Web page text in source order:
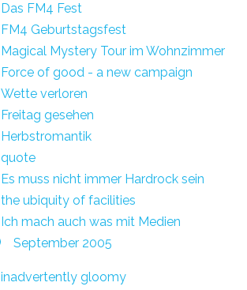
Das FM4 Fest
FM4 Geburtstagsfest
Magical Mystery Tour im Wohnzimmer
Force of good - a new campaign
Wette verloren
Freitag gesehen
Herbstromantik
quote
Es muss nicht immer Hardrock sein
the ubiquity of facilities
Ich mach auch was mit Medien
September 2005
inadvertently gloomy